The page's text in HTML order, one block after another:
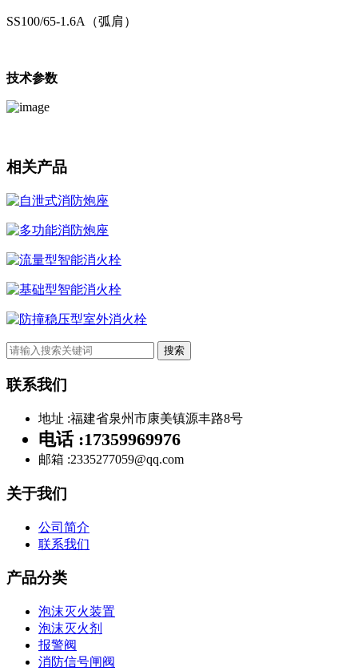
SS100/65-1.6A（弧肩）
技术参数
相关产品
自泄式消防炮座
多功能消防炮座
流量型智能消火栓
基础型智能消火栓
防撞稳压型室外消火栓
搜索
联系我们
地址 :福建省泉州市康美镇源丰路8号
电话 :17359969976
邮箱 :2335277059@qq.com
关于我们
公司简介
联系我们
产品分类
泡沫灭火装置
泡沫灭火剂
报警阀
消防信号闸阀